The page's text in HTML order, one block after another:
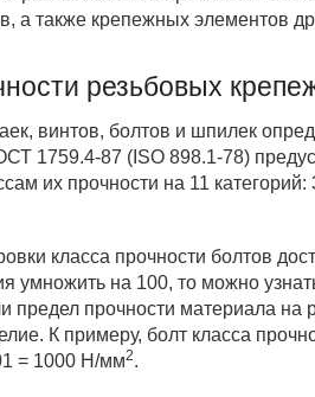
а также крепежных элементов
резьбовых
винтов, болтов и шпилек
1759.4-87 (ISO 898.1-78)
их прочности на 11
класса прочности болтов
умножить на 100, то можно
предел прочности материала на
К примеру, болт класса
= 1000 Н/мм2.